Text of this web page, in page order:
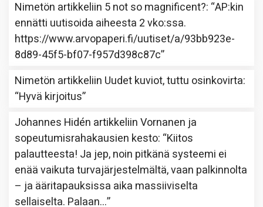
Nimetön artikkeliin 5 not so magnificent?: “AP:kin
ennätti uutisoida aiheesta 2 vko:ssa.
https://www.arvopaperi.fi/uutiset/a/93bb923e-
8d89-45f5-bf07-f957d398c87c”
Nimetön artikkeliin Uudet kuviot, tuttu osinkovirta:
“Hyvä kirjoitus”
Johannes Hidén artikkeliinVornanen ja
sopeutumisrahakausien kesto: “Kiitos
palautteesta! Ja jep, noin pitkänä systeemi ei
enää vaikuta turvajärjestelmältä, vaan palkinnolta
– ja ääritapauksissa aika massiiviselta
sellaiselta. Palaan…”